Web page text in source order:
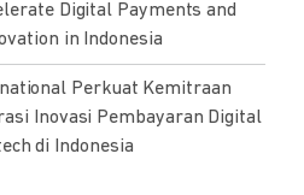
Digital Payments and
in Indonesia
Perkuat Kemitraan
Inovasi Pembayaran Digital
di Indonesia